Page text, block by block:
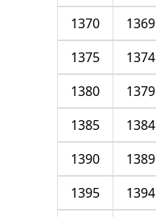
1369
1370
1374
1375
1379
1380
1384
1385
1389
1390
1394
1395